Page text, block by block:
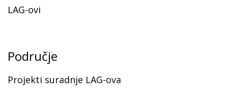
LAG-ovi
Područje
Projekti suradnje LAG-ova